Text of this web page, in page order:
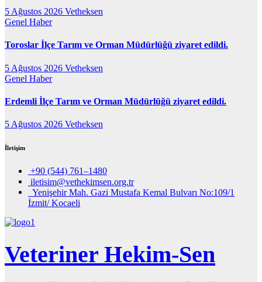
5 Ağustos 2026 Vetheksen
Genel Haber
Toroslar İlçe Tarım ve Orman Müdürlüğü ziyaret edildi.
5 Ağustos 2026 Vetheksen
Genel Haber
Erdemli İlçe Tarım ve Orman Müdürlüğü ziyaret edildi.
5 Ağustos 2026 Vetheksen
İletişim
+90 (544) 761–1480
iletisim@vethekimsen.org.tr
Yenişehir Mah. Gazi Mustafa Kemal Bulvarı No:109/1
İzmit/ Kocaeli
Veteriner Hekim-Sen